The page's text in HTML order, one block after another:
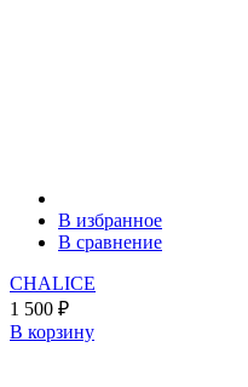
В избранное
В сравнение
CHALICE
1 500 ₽
В корзину